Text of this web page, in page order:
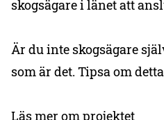
skogsägare i länet att
Är du inte skogsägare
som är det. Tipsa om
Läs mer om projektet